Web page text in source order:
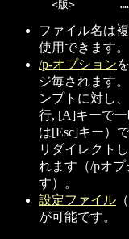
ファイル名は
使用できます。
/p-オプション
ジ毎されます
ンプトに対し
行, [A]キーで
は[Esc]キー）
リダイレクト
れます（/pオ
す）。
設定ファイル （
が可能です。